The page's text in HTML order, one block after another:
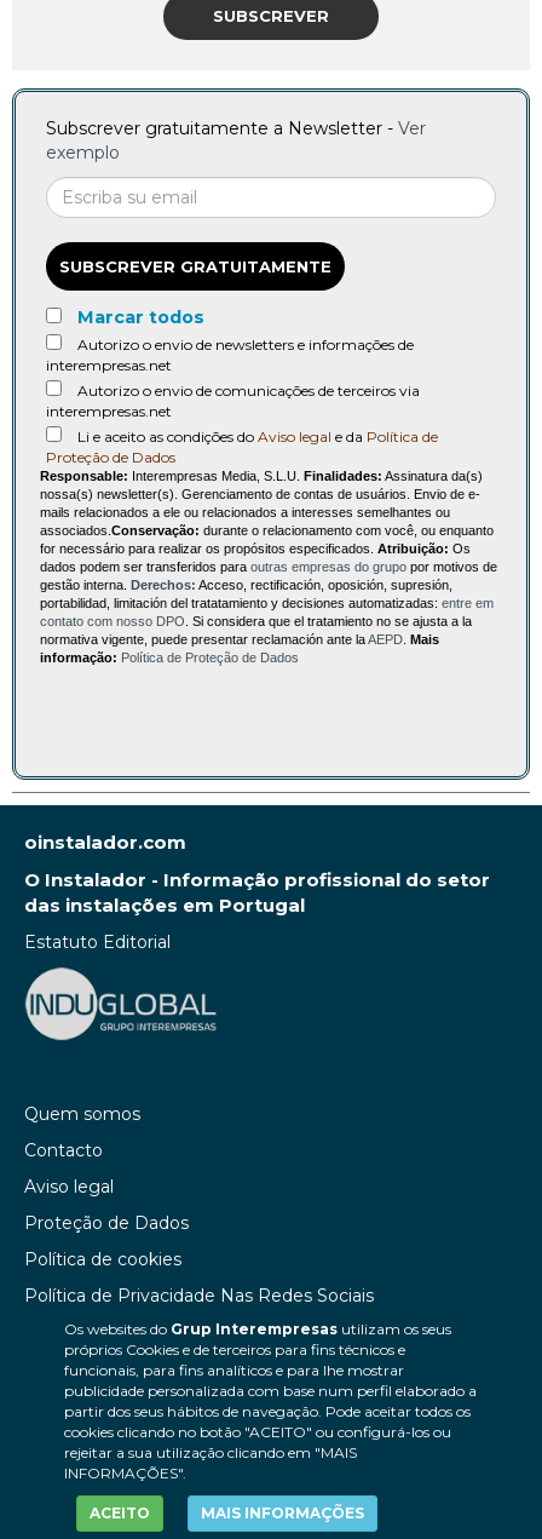
Os websites do Grup Interempresasutilizam os seus
próprios Cookies e de terceiros para fins técnicos e
funcionais, para fins analíticos e para lhe mostrar
publicidade personalizada com base num perfil elaborado a
partir dos seus hábitos de navegação. Pode aceitar todos os
cookies clicando no botão "ACEITO" ou configurá-los ou
rejeitar a sua utilização clicando em "MAIS
INFORMAÇÕES".
ACEITO MAIS INFORMAÇÕES
SUBSCREVER
Subscrever gratuitamente a Newsletter - Ver
exemplo
SUBSCREVER GRATUITAMENTE
Marcar todos
Autorizo o envio de newsletters e informações de
interempresas.net
Autorizo o envio de comunicações de terceiros via
interempresas.net
Li e aceito as condições do Aviso legal e da Política de
Proteção de Dados
Responsable: Interempresas Media, S.L.U. Finalidades: Assinatura da(s)
nossa(s) newsletter(s). Gerenciamento de contas de usuários. Envio de e-
mails relacionados a ele ou relacionados a interesses semelhantes ou
associados. Conservação: durante o relacionamento com você, ou enquanto
for necessário para realizar os propósitos especificados. Atribuição: Os
dados podem ser transferidos para outras empresas do grupo por motivos de
gestão interna. Derechos: Acceso, rectificación, oposición, supresión,
portabilidad, limitación del tratatamiento y decisiones automatizadas: entre em
contato com nosso DPO . Si considera que el tratamiento no se ajusta a la
normativa vigente, puede presentar reclamación ante laAEPD Mais
informação: Política de Proteção de Dados
oinstalador.com
O Instalador - Informação profissional do setor
das instalações em Portugal
Estatuto Editorial
Quem somos
Contacto
Aviso legal
Proteção de Dados
Política de cookies
Política de Privacidade Nas Redes Sociais
Canal de denúncias
Colaborações editoriais